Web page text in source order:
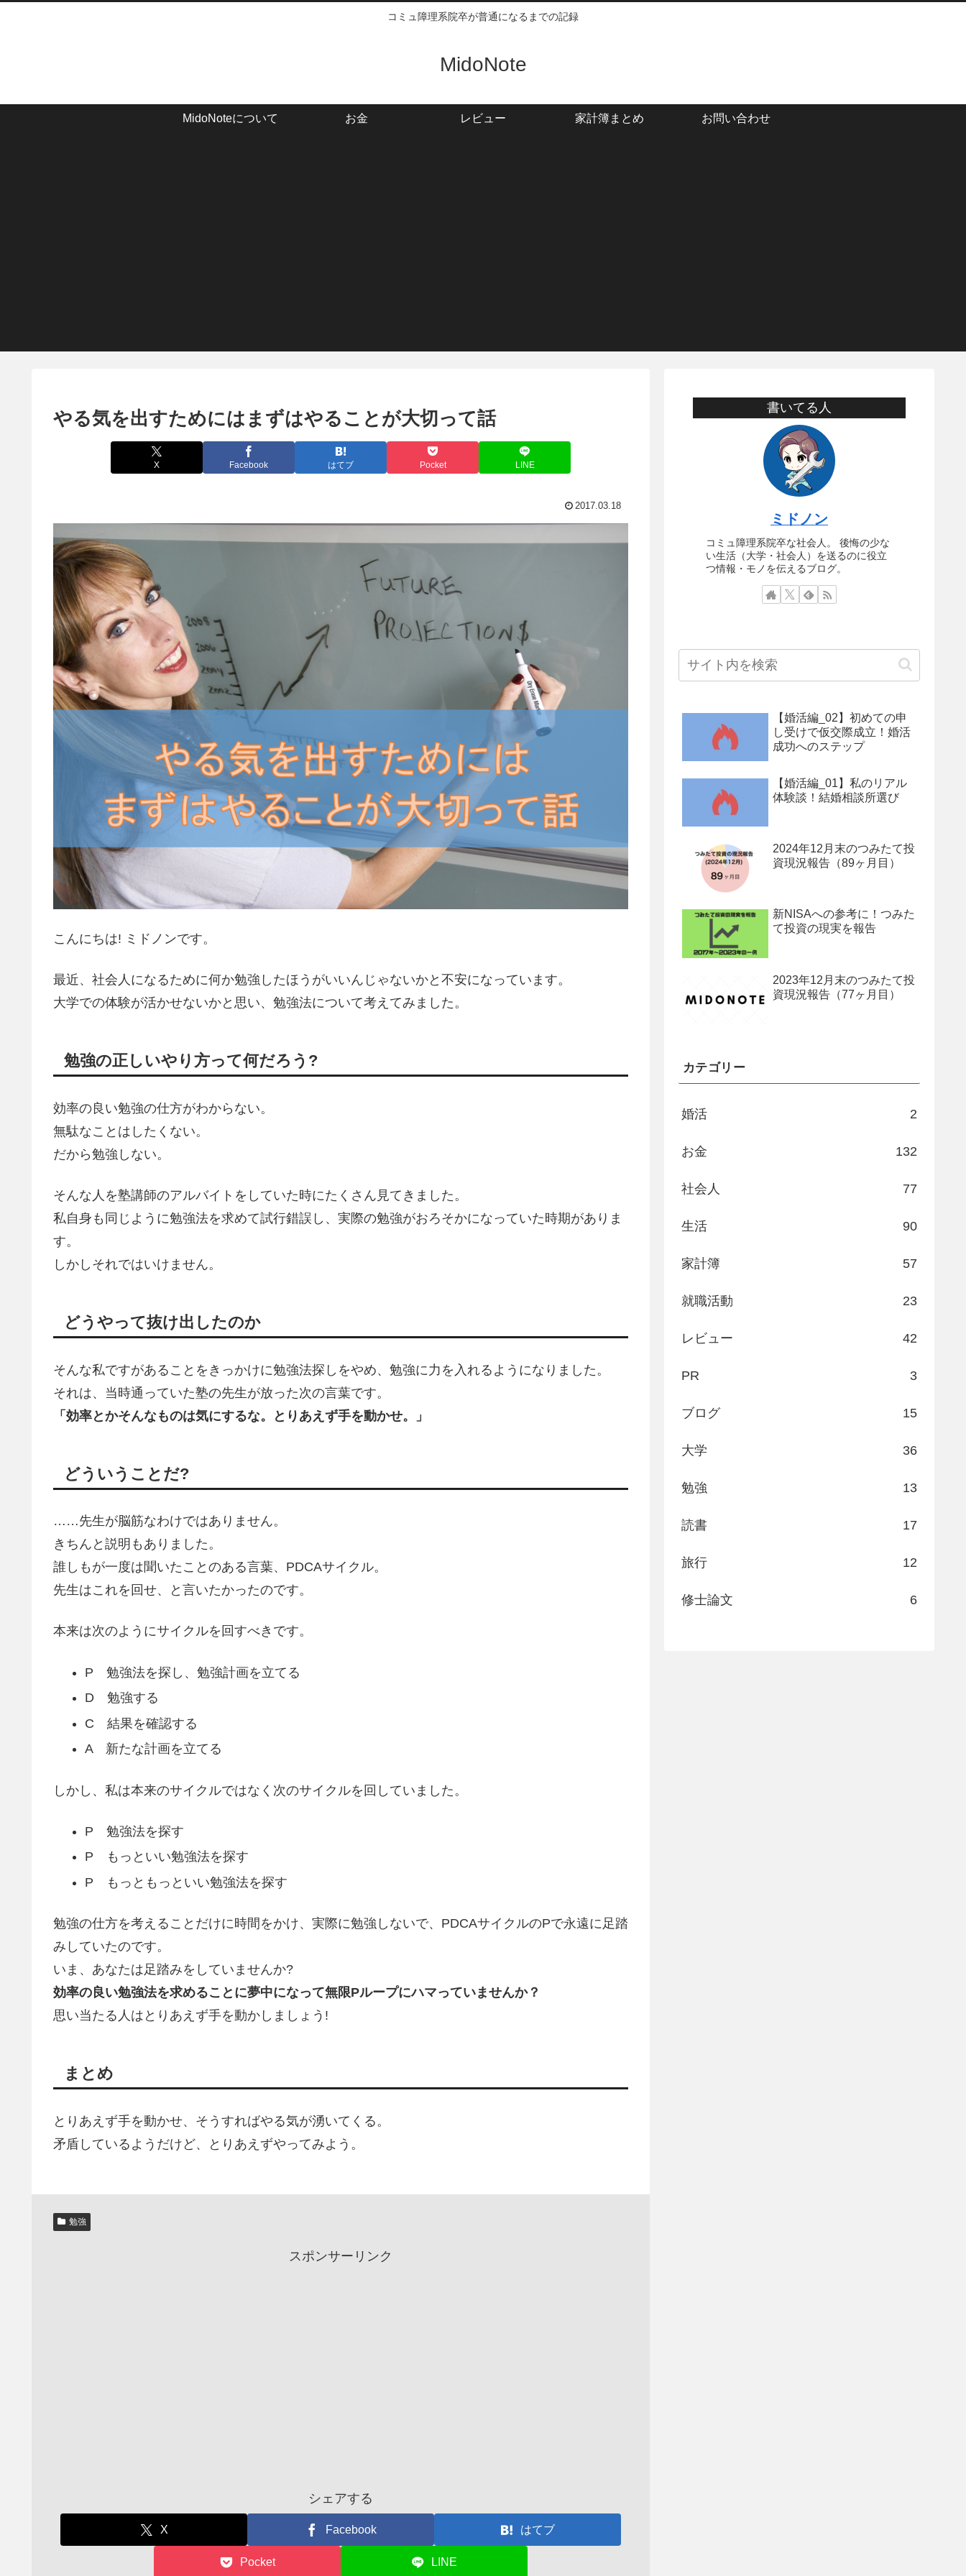
コミュ障理系院卒が普通になるまでの記録
MidoNote
MidoNoteについて お金 レビュー 家計簿まとめ お問い合わせ
やる気を出すためにはまずはやることが大切って話
X Facebook はてブ Pocket LINE
2017.03.18
こんにちは! ミドノンです。
最近、社会人になるために何か勉強したほうがいいんじゃないかと不安になっています。
大学での体験が活かせないかと思い、勉強法について考えてみました。
勉強の正しいやり方って何だろう?
効率の良い勉強の仕方がわからない。
無駄なことはしたくない。
だから勉強しない。
そんな人を塾講師のアルバイトをしていた時にたくさん見てきました。
私自身も同じように勉強法を求めて試行錯誤し、実際の勉強がおろそかになっていた時期がありま
す。
しかしそれではいけません。
どうやって抜け出したのか
そんな私ですがあることをきっかけに勉強法探しをやめ、勉強に力を入れるようになりました。
それは、当時通っていた塾の先生が放った次の言葉です。
「効率とかそんなものは気にするな。とりあえず手を動かせ。」
どういうことだ?
……先生が脳筋なわけではありません。
きちんと説明もありました。
誰しもが一度は聞いたことのある言葉、PDCAサイクル。
先生はこれを回せ、と言いたかったのです。
本来は次のようにサイクルを回すべきです。
P 勉強法を探し、勉強計画を立てる
D 勉強する
C 結果を確認する
A 新たな計画を立てる
しかし、私は本来のサイクルではなく次のサイクルを回していました。
P 勉強法を探す
P もっといい勉強法を探す
P もっともっといい勉強法を探す
勉強の仕方を考えることだけに時間をかけ、実際に勉強しないで、PDCAサイクルのPで永遠に足踏
みしていたのです。
いま、あなたは足踏みをしていませんか?
効率の良い勉強法を求めることに夢中になって無限Pループにハマっていませんか？
思い当たる人はとりあえず手を動かしましょう!
まとめ
とりあえず手を動かせ、そうすればやる気が湧いてくる。
矛盾しているようだけど、とりあえずやってみよう。
勉強
スポンサーリンク
シェアする
X Facebook はてブ
Pocket LINE
書いてる人
ミドノン
コミュ障理系院卒な社会人。 後悔の少な
い生活（大学・社会人）を送るのに役立
つ情報・モノを伝えるブログ。
【婚活編_02】初めての申
し受けで仮交際成立！婚活
成功へのステップ
【婚活編_01】私のリアル
体験談！結婚相談所選び
2024年12月末のつみたて投
資現況報告（89ヶ月目）
新NISAへの参考に！つみた
て投資の現実を報告
2023年12月末のつみたて投
資現況報告（77ヶ月目）
カテゴリー
婚活 2
お金 132
社会人 77
生活 90
家計簿 57
就職活動 23
レビュー 42
PR 3
ブログ 15
大学 36
勉強 13
読書 17
旅行 12
修士論文 6